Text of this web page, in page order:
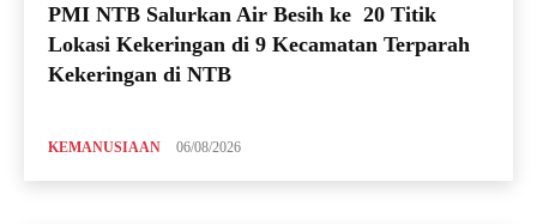
PMI NTB Salurkan Air Besih ke 20 Titik
Lokasi Kekeringan di 9 Kecamatan Terparah
Kekeringan di NTB
KEMANUSIAAN 06/08/2026